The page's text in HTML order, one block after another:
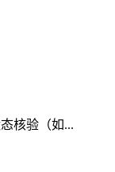
核验（如...